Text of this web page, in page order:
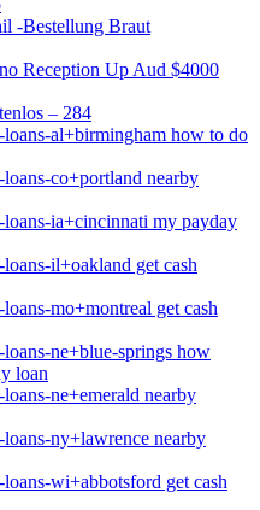
-Bestellung Braut
Reception Up Aud $4000
– 284
al+birmingham how to do
co+portland nearby
ia+cincinnati my payday
il+oakland get cash
mo+montreal get cash
ne+blue-springs how
loan
ne+emerald nearby
ny+lawrence nearby
wi+abbotsford get cash